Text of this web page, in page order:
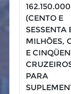
(CENTO E
SESSENTA
MILHÕES,
E
PARA